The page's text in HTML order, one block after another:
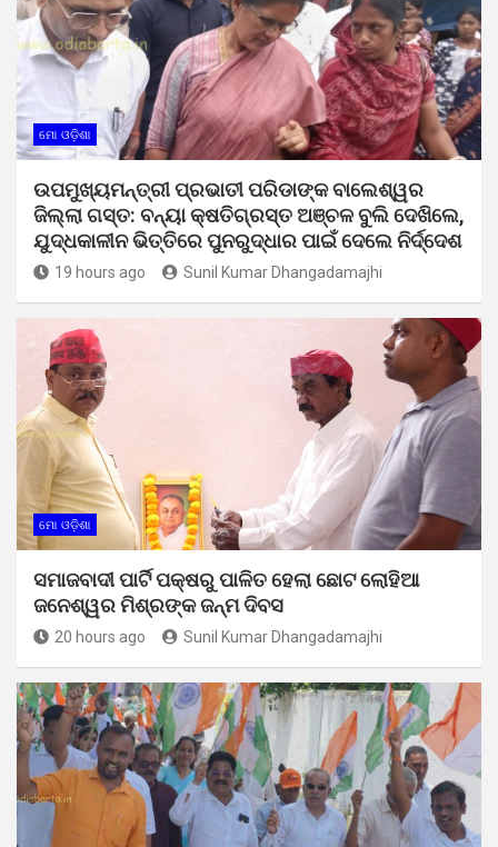
ମୋ ଓଡ଼ିଶା
ଉପମୁଖ୍ୟମନ୍ତ୍ରୀ ପ୍ରଭାତୀ ପରିଡାଙ୍କ ବାଲେଶ୍ୱର
ଜିଲ୍ଲା ଗସ୍ତ: ବନ୍ୟା କ୍ଷତିଗ୍ରସ୍ତ ଅଞ୍ଚଳ ବୁଲି ଦେଖିଲେ,
ଯୁଦ୍ଧକାଳୀନ ଭିତ୍ତିରେ ପୁନରୁଦ୍ଧାର ପାଇଁ ଦେଲେ ନିର୍ଦ୍ଦେଶ
19 hours ago Sunil Kumar Dhangadamajhi
ମୋ ଓଡ଼ିଶା
ସମାଜବାଦୀ ପାର୍ଟି ପକ୍ଷରୁ ପାଳିତ ହେଲା ଛୋଟ ଲୋହିଆ
ଜନେଶ୍ୱର ମିଶ୍ରଙ୍କ ଜନ୍ମ ଦିବସ
20 hours ago Sunil Kumar Dhangadamajhi